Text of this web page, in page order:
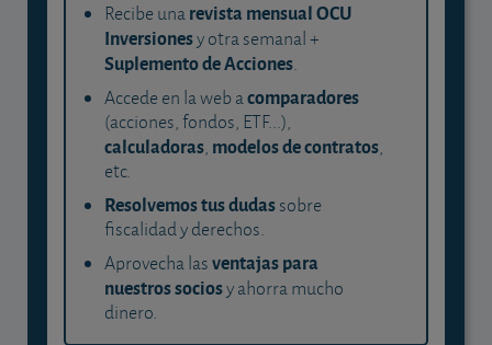
Recibe unarevista mensual OCU
Inversionesy otra semanal +
Suplemento de Acciones.
Accede en la web acomparadores
(acciones, fondos, ETF...),
calculadoras, modelos de contratos,
etc.
Resolvemos tus dudassobre
fiscalidad y derechos.
Aprovecha lasventajas para
nuestros sociosy ahorra mucho
dinero.